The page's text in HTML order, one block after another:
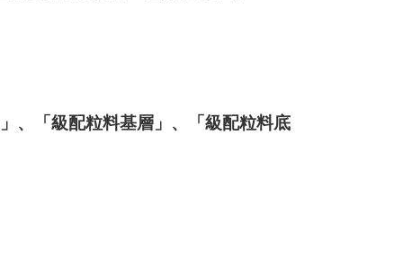
、「級配粒料基層」、「級配粒料底